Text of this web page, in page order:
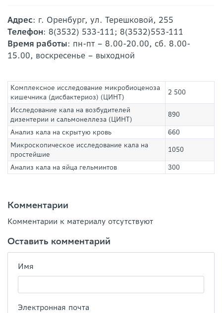
Адрес: г. Оренбург, ул. Терешковой, 255
Телефон: 8(3532) 533-111; 8(3532)553-111
Время работы: пн-пт – 8.00-20.00, сб. 8.00-
15.00, воскресенье – выходной
Комплексное исследование микробиоценоза
кишечника (дисбактериоз) (ЦИНТ)
2 500
Исследование кала на возбудителей
дизентерии и сальмонеллеза (ЦИНТ)
890
Анализ кала на скрытую кровь
660
Микроскопическое исследование кала на
простейшие
1050
Анализ кала на яйца гельминтов 300
Комментарии
Комментарии к материалу отсутствуют
Оставить комментарий
Имя
Электронная почта